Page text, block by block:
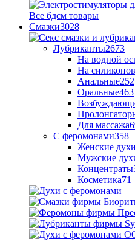
Все бдсм товары
Смазки3028
Лубриканты2673
На водной
На
Анальные252
Оральные463
Для массажа
С феромонами358
Женские духи
Мужские
Концентраты
Косметика71